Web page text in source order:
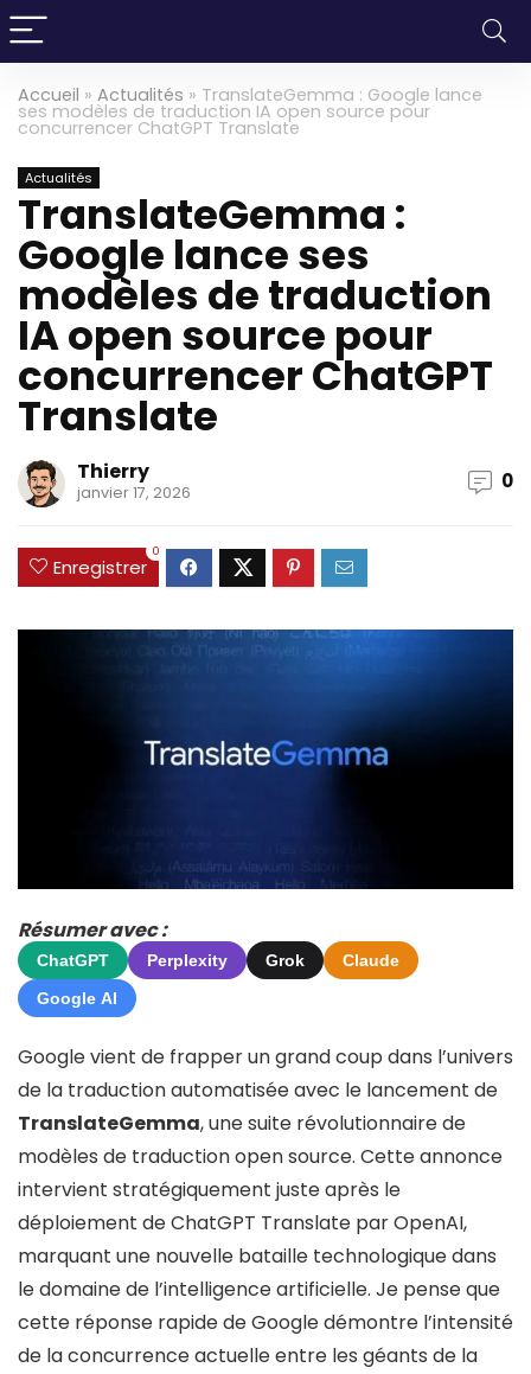
Accueil » Actualités » TranslateGemma : Google lance
ses modèles de traduction IA open source pour
concurrencer ChatGPT Translate
Actualités
TranslateGemma :
Google lance ses
modèles de traduction
IA open source pour
concurrencer ChatGPT
Translate
Thierry
janvier 17, 2026 0
Enregistrer
0
Résumer avec :
ChatGPT Perplexity Grok
Claude
Google AI
Google vient de frapper un grand coup dans l’univers
de la traduction automatisée avec le lancement de
TranslateGemma, une suite révolutionnaire de
modèles de traduction open source. Cette annonce
intervient stratégiquement juste après le
déploiement de ChatGPT Translate par OpenAI,
marquant une nouvelle bataille technologique dans
le domaine de l’intelligence artificielle. Je pense que
cette réponse rapide de Google démontre l’intensité
de la concurrence actuelle entre les géants de la